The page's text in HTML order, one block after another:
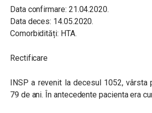
Data confirmare: 21.04.2020.
Data deces: 14.05.2020.
Comorbidități: HTA.
Rectificare
INSP a revenit la decesul 1052, vârsta
79 de ani. În antecedente pacienta era